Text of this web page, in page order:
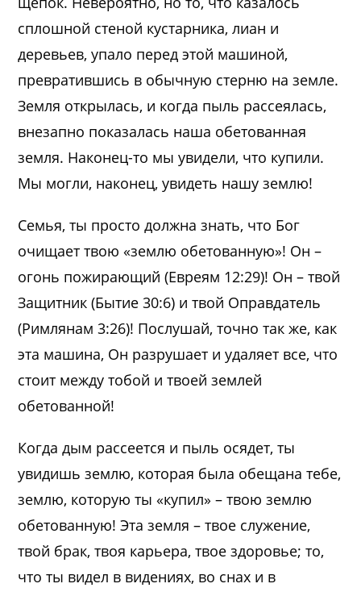
сплошной стеной кустарника, лиан и
деревьев, упало перед этой машиной,
превратившись в обычную стерню на земле.
Земля открылась, и когда пыль рассеялась,
внезапно показалась наша обетованная
земля. Наконец-то мы увидели, что купили.
Мы могли, наконец, увидеть нашу землю!
Семья, ты просто должна знать, что Бог
очищает твою «землю обетованную»! Он –
огонь пожирающий (Евреям 12:29)! Он – твой
Защитник (Бытие 30:6) и твой Оправдатель
(Римлянам 3:26)! Послушай, точно так же, как
эта машина, Он разрушает и удаляет все, что
стоит между тобой и твоей землей
обетованной!
Когда дым рассеется и пыль осядет, ты
увидишь землю, которая была обещана тебе,
землю, которую ты «купил» – твою землю
обетованную! Эта земля – твое служение,
твой брак, твоя карьера, твое здоровье; то,
что ты видел в видениях, во снах и в